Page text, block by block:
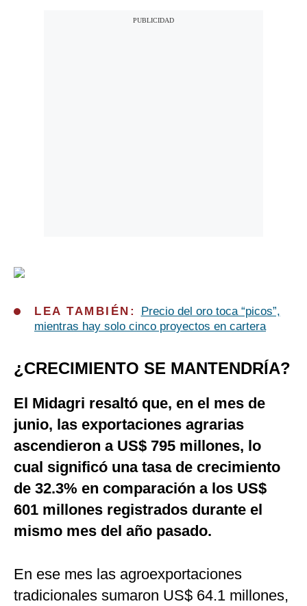
LEA TAMBIÉN:
Precio del oro toca “picos”,
mientras hay solo cinco proyectos en cartera
¿CRECIMIENTO SE MANTENDRÍA?
El Midagri resaltó que, en el mes de
junio, las exportaciones agrarias
ascendieron a US$ 795 millones, lo
cual significó una tasa de crecimiento
de 32.3% en comparación a los US$
601 millones registrados durante el
mismo mes del año pasado.
En ese mes las agroexportaciones
tradicionales sumaron US$ 64.1 millones,